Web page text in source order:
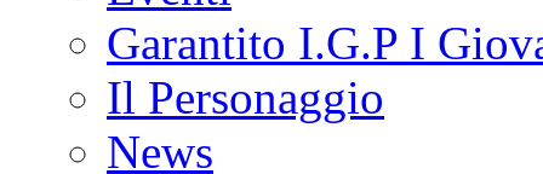
Garantito I.G.P I
Il Personaggio
News